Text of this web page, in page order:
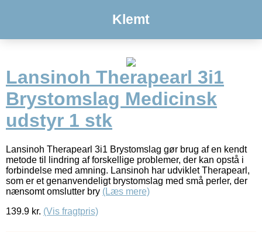
Klemt
Lansinoh Therapearl 3i1
Brystomslag Medicinsk
udstyr 1 stk
Lansinoh Therapearl 3i1 Brystomslag gør brug af en kendt
metode til lindring af forskellige problemer, der kan opstå i
forbindelse med amning. Lansinoh har udviklet Therapearl,
som er et genanvendeligt brystomslag med små perler, der
nænsomt omslutter bry (Læs mere)
139.9 kr. (Vis fragtpris)